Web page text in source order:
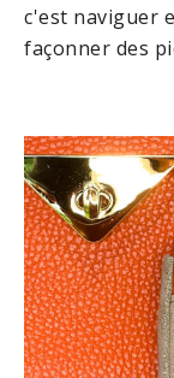
c'est naviguer
façonner des